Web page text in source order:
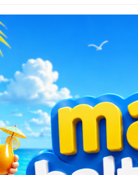
и начин на плаќање
на производ